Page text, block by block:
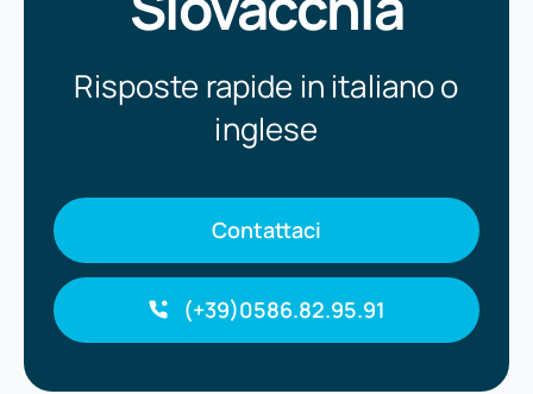
Risposte rapide in italiano o
inglese
Contattaci
(+39)0586.82.95.91